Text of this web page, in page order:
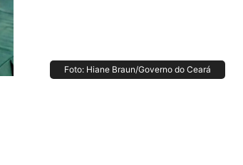
Foto: Hiane Braun/Governo do Ceará